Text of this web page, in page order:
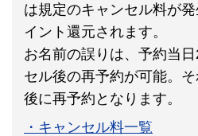
は規定のキャンセル料が
イント還元されます。
お名前の誤りは、予約当
セル後の再予約が可能。
後に再予約となります。
・キャンセル料一覧